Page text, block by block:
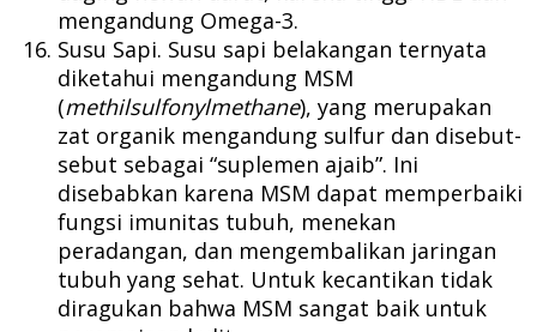
mengandung Omega-3.
Susu Sapi. Susu sapi belakangan ternyata
diketahui mengandung MSM
(methilsulfonylmethane), yang merupakan
zat organik mengandung sulfur dan disebut-
sebut sebagai “suplemen ajaib”. Ini
disebabkan karena MSM dapat memperbaiki
fungsi imunitas tubuh, menekan
peradangan, dan mengembalikan jaringan
tubuh yang sehat. Untuk kecantikan tidak
diragukan bahwa MSM sangat baik untuk